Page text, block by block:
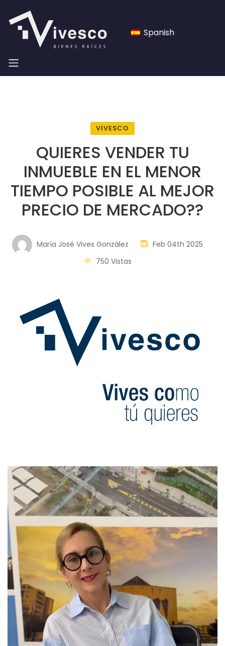
Spanish
VIVESCO
QUIERES VENDER TU
INMUEBLE EN EL MENOR
TIEMPO POSIBLE AL MEJOR
PRECIO DE MERCADO??
María José Vives González
Feb 04th 2025
750 Vistas